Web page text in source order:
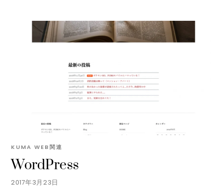
2017年3月23日
WordPress
KUMA WEB関連